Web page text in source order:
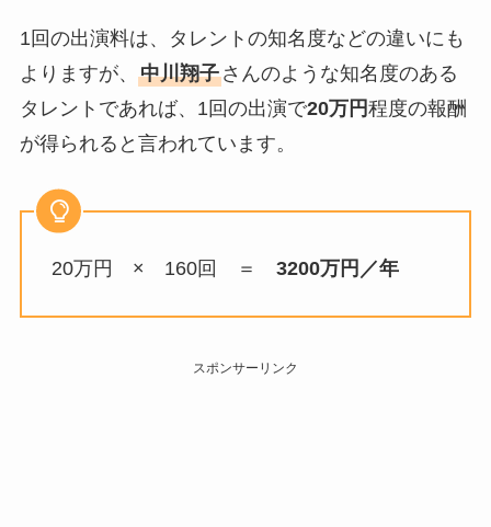
1回の出演料は、タレントの知名度などの違いにも
よりますが、 中川翔子さんのような知名度のある
タレントであれば、1回の出演で20万円程度の報酬
が得られると言われています。
20万円 × 160回 ＝ 3200万円／年
スポンサーリンク